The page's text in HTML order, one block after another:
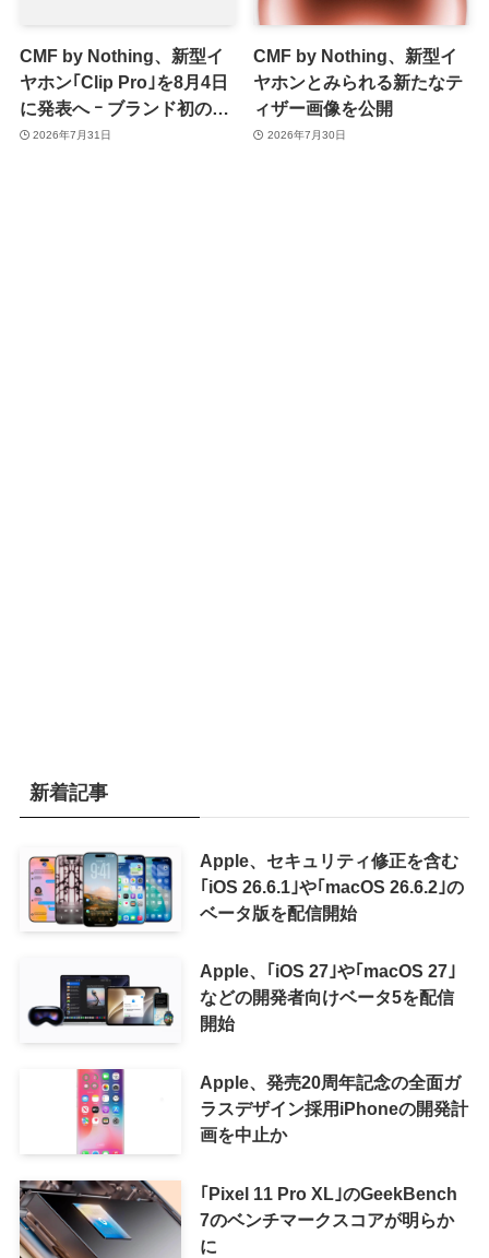
CMF by Nothing、新型イ
ヤホン｢Clip Pro｣を8月4日
に発表へ ｰ ブランド初のイ
ヤーカフ型か
2026年7月31日
CMF by Nothing、新型イ
ヤホンとみられる新たなテ
ィザー画像を公開
2026年7月30日
新着記事
Apple、セキュリティ修正を含む
｢iOS 26.6.1｣や｢macOS 26.6.2｣の
ベータ版を配信開始
Apple、｢iOS 27｣や｢macOS 27｣
などの開発者向けベータ5を配信
開始
Apple、発売20周年記念の全面ガ
ラスデザイン採用iPhoneの開発計
画を中止か
｢Pixel 11 Pro XL｣のGeekBench
7のベンチマークスコアが明らか
に